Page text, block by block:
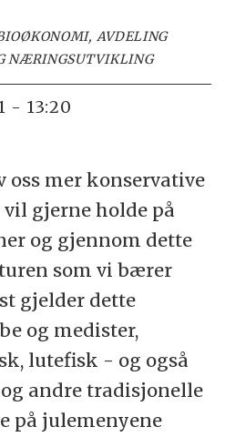
AVDELING
NÆRINGSUTVIKLING
- 13:20
oss mer konservative
gjerne holde på
og gjennom dette
som vi bærer
gjelder dette
og medister,
lutefisk - og også
andre tradisjonelle
på julemenyene